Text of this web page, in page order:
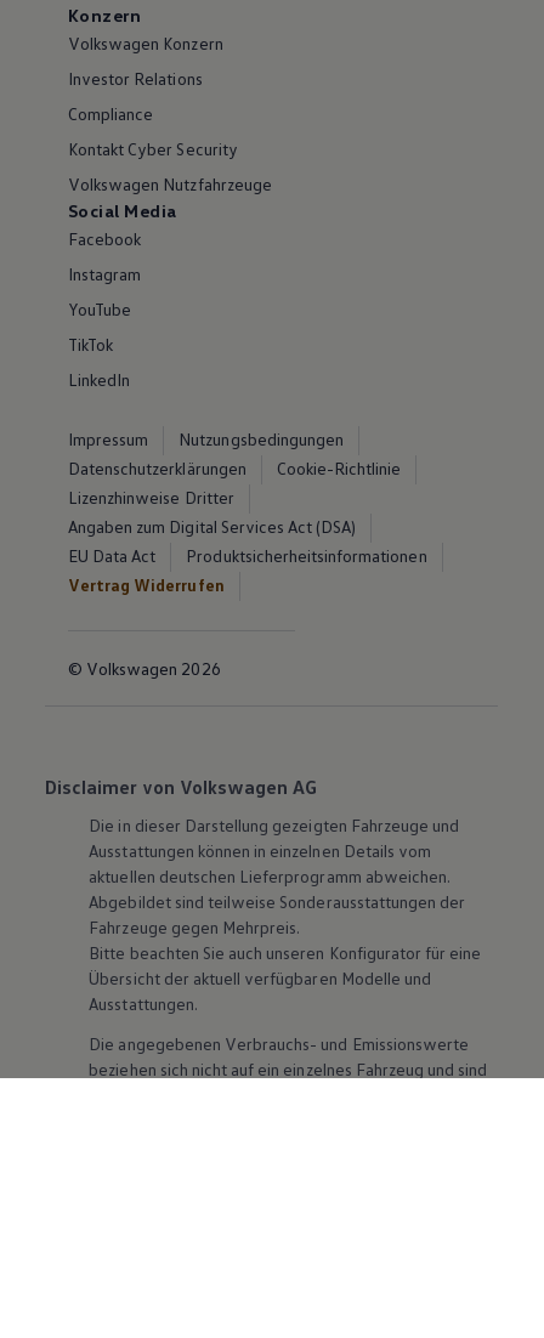
Konzern
Volkswagen Konzern
Investor Relations
Compliance
Kontakt Cyber Security
Volkswagen Nutzfahrzeuge
Social Media
Facebook
Instagram
YouTube
TikTok
LinkedIn
Impressum
Nutzungsbedingungen
Datenschutzerklärungen
Cookie-Richtlinie
Lizenzhinweise Dritter
Angaben zum Digital Services Act (DSA)
EU Data Act
Produktsicherheitsinformationen
Vertrag Widerrufen
© Volkswagen 2026
Disclaimer von Volkswagen AG
Die in dieser Darstellung gezeigten Fahrzeuge und
Ausstattungen können in einzelnen Details vom
aktuellen deutschen Lieferprogramm abweichen.
Abgebildet sind teilweise Sonderausstattungen der
Fahrzeuge gegen Mehrpreis.
Bitte beachten Sie auch unseren Konfigurator für eine
Übersicht der aktuell verfügbaren Modelle und
Ausstattungen.
Die angegebenen Verbrauchs- und Emissionswerte
beziehen sich nicht auf ein einzelnes Fahrzeug und sind